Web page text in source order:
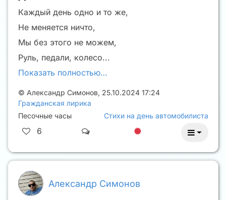
Каждый день одно и то же,
Не меняется ничто,
Мы без этого не можем,
Руль, педали, колесо...
Показать полностью…
© Александр Симонов, 25.10.2024 17:24
Гражданская лирика
Песочные часы
Стихи на день автомобилиста
6
Александр Симонов